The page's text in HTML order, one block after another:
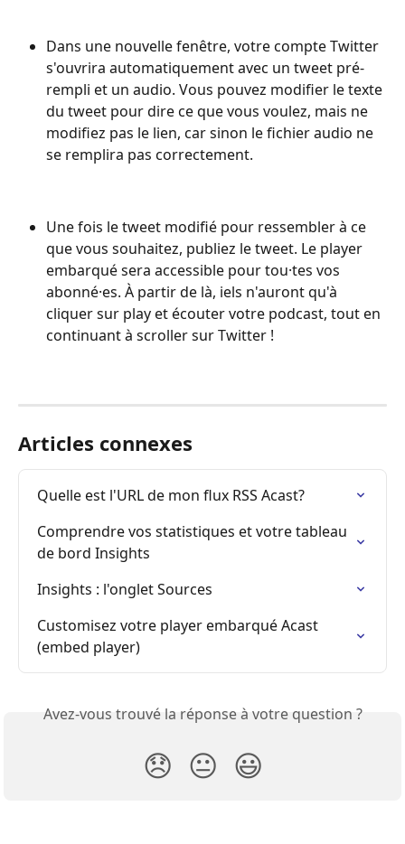
Dans une nouvelle fenêtre, votre compte Twitter
s'ouvrira automatiquement avec un tweet pré-
rempli et un audio. Vous pouvez modifier le texte
du tweet pour dire ce que vous voulez, mais ne
modifiez pas le lien, car sinon le fichier audio ne
se remplira pas correctement.
Une fois le tweet modifié pour ressembler à ce
que vous souhaitez, publiez le tweet. Le player
embarqué sera accessible pour tou·tes vos
abonné·es. À partir de là, iels n'auront qu'à
cliquer sur play et écouter votre podcast, tout en
continuant à scroller sur Twitter !
Articles connexes
Quelle est l'URL de mon flux RSS Acast?
Comprendre vos statistiques et votre tableau
de bord Insights
Insights : l'onglet Sources
Customisez votre player embarqué Acast
(embed player)
Avez-vous trouvé la réponse à votre question ?
😞 😐 😃